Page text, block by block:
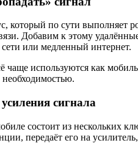
который по сути выполняет
Добавим к этому
или медленный интернет.
чаще используются как
необходимостью.
сигнала
состоит из
передаёт его на